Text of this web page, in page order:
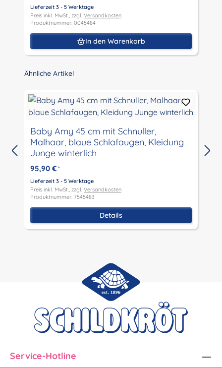
Lieferzeit 3 - 5 Werktage
Preis inkl. MwSt., zzgl. Versandkosten
Produktnummer: 0045484
In den Warenkorb
Produktgalerie überspringen
Ähnliche Artikel
Baby Amy 45 cm mit Schnuller,
Malhaar, blaue Schlafaugen, Kleidung
Junge winterlich
95,90 € *
Lieferzeit 3 - 5 Werktage
Preis inkl. MwSt., zzgl. Versandkosten
Produktnummer: 7545483
Details
Service-Hotline